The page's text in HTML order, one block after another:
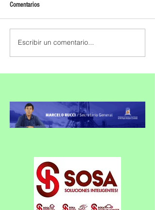
Comentarios
Escribir un comentario...